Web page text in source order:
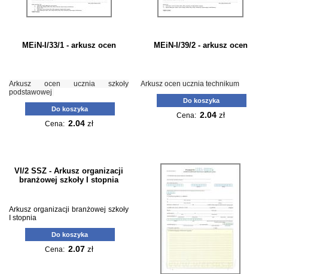
MEiN-I/33/1 - arkusz ocen
Arkusz ocen ucznia szkoły
podstawowej
Do koszyka
Cena: 2.04 zł
MEiN-I/39/2 - arkusz ocen
Arkusz ocen ucznia technikum
Do koszyka
Cena: 2.04 zł
VI/2 SSZ - Arkusz organizacji
branżowej szkoły I stopnia
Arkusz organizacji branżowej szkoły
I stopnia
Do koszyka
Cena: 2.07 zł